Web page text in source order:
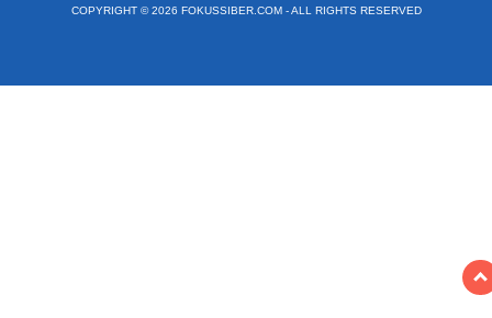
COPYRIGHT © 2026 FOKUSSIBER.COM - ALL RIGHTS RESERVED